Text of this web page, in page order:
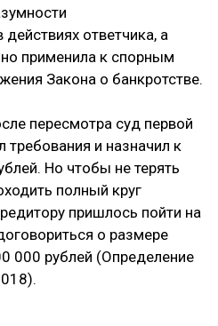
ответчика, а
применила к спорным
Закона о банкротстве.
пересмотра суд первой
требования и назначил к
Но чтобы не терять
полный круг
пришлось пойти на
о размере
000 рублей (Определение